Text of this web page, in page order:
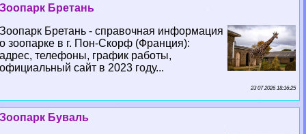
Зоопарк Бретань
Зоопарк Бретань - справочная информация
о зоопарке в г. Пон-Скорф (Франция):
адрес, телефоны, график работы,
официальный сайт в 2023 году...
23 07 2026 18:16:25
Зоопарк Буваль